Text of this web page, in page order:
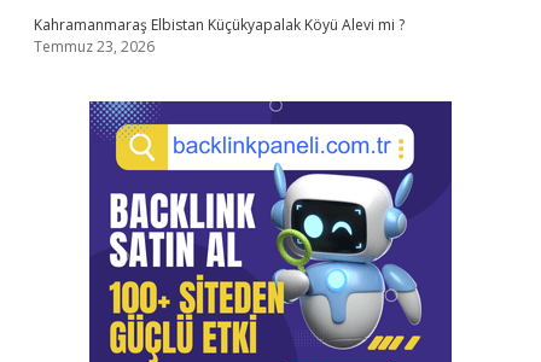
Kahramanmaraş Elbistan Küçükyapalak Köyü Alevi mi ?
Temmuz 23, 2026